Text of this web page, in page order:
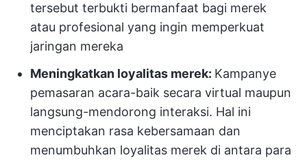
tersebut terbukti bermanfaat bagi merek
atau profesional yang ingin memperkuat
jaringan mereka
Meningkatkan loyalitas merek: Kampanye
pemasaran acara-baik secara virtual maupun
langsung-mendorong interaksi. Hal ini
menciptakan rasa kebersamaan dan
menumbuhkan loyalitas merek di antara para